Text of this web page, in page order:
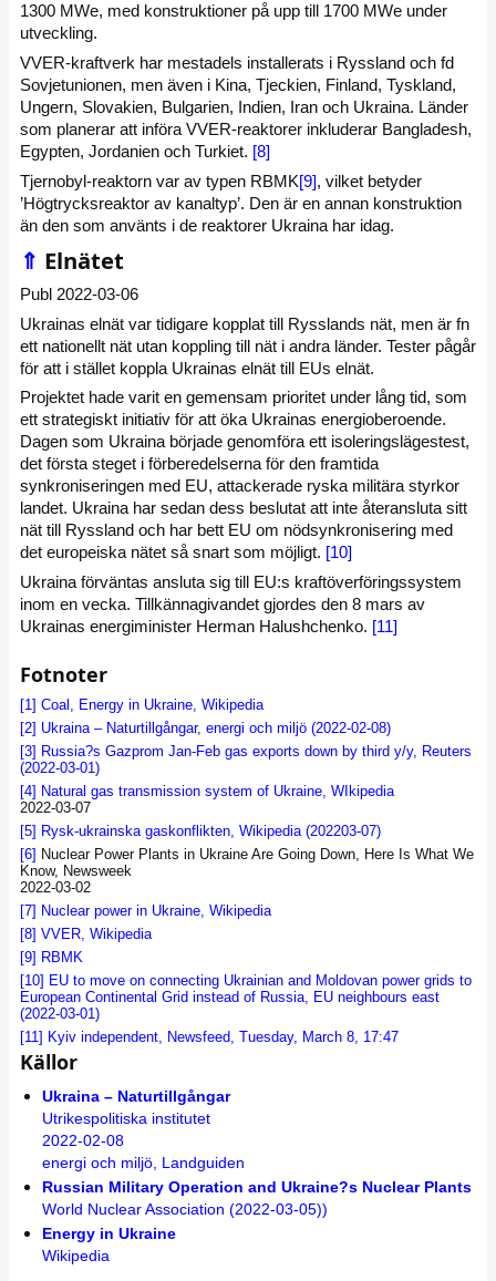
1300 MWe, med konstruktioner på upp till 1700 MWe under
utveckling.
VVER-kraftverk har mestadels installerats i Ryssland och fd
Sovjetunionen, men även i Kina, Tjeckien, Finland, Tyskland,
Ungern, Slovakien, Bulgarien, Indien, Iran och Ukraina. Länder
som planerar att införa VVER-reaktorer inkluderar Bangladesh,
Egypten, Jordanien och Turkiet. [8]
Tjernobyl-reaktorn var av typen RBMK[9], vilket betyder
’Högtrycksreaktor av kanaltyp’. Den är en annan konstruktion
än den som använts i de reaktorer Ukraina har idag.
⇑ Elnätet
Publ 2022-03-06
Ukrainas elnät var tidigare kopplat till Rysslands nät, men är fn
ett nationellt nät utan koppling till nät i andra länder. Tester pågår
för att i stället koppla Ukrainas elnät till EUs elnät.
Projektet hade varit en gemensam prioritet under lång tid, som
ett strategiskt initiativ för att öka Ukrainas energioberoende.
Dagen som Ukraina började genomföra ett isoleringslägestest,
det första steget i förberedelserna för den framtida
synkroniseringen med EU, attackerade ryska militära styrkor
landet. Ukraina har sedan dess beslutat att inte återansluta sitt
nät till Ryssland och har bett EU om nödsynkronisering med
det europeiska nätet så snart som möjligt. [10]
Ukraina förväntas ansluta sig till EU:s kraftöverföringssystem
inom en vecka. Tillkännagivandet gjordes den 8 mars av
Ukrainas energiminister Herman Halushchenko. [11]
Fotnoter
[1] Coal, Energy in Ukraine, Wikipedia
[2] Ukraina – Naturtillgångar, energi och miljö (2022-02-08)
[3] Russia?s Gazprom Jan-Feb gas exports down by third y/y, Reuters
(2022-03-01)
[4] Natural gas transmission system of Ukraine, WIkipedia
2022-03-07
[5] Rysk-ukrainska gaskonflikten, Wikipedia (202203-07)
[6] Nuclear Power Plants in Ukraine Are Going Down, Here Is What We
Know, Newsweek
2022-03-02
[7] Nuclear power in Ukraine, Wikipedia
[8] VVER, Wikipedia
[9] RBMK
[10] EU to move on connecting Ukrainian and Moldovan power grids to
European Continental Grid instead of Russia, EU neighbours east
(2022-03-01)
[11] Kyiv independent, Newsfeed, Tuesday, March 8, 17:47
Källor
Ukraina – Naturtillgångar
Utrikespolitiska institutet
2022-02-08
energi och miljö, Landguiden
Russian Military Operation and Ukraine?s Nuclear Plants
World Nuclear Association (2022-03-05))
Energy in Ukraine
Wikipedia